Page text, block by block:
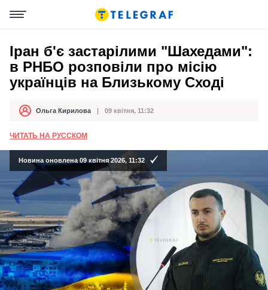
Іран б'є застарілими "Шахедами":
в РНБО розповіли про місію
українців на Близькому Сході
АвторОльга Кирилова
Дата публікації 09 квітня, 11:32
ЧИТАТЬ НА РУССКОМ
Новина оновлена 09 квітня 2026, 11:32